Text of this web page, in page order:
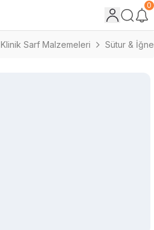
0
Klinik Sarf Malzemeleri Sütur &